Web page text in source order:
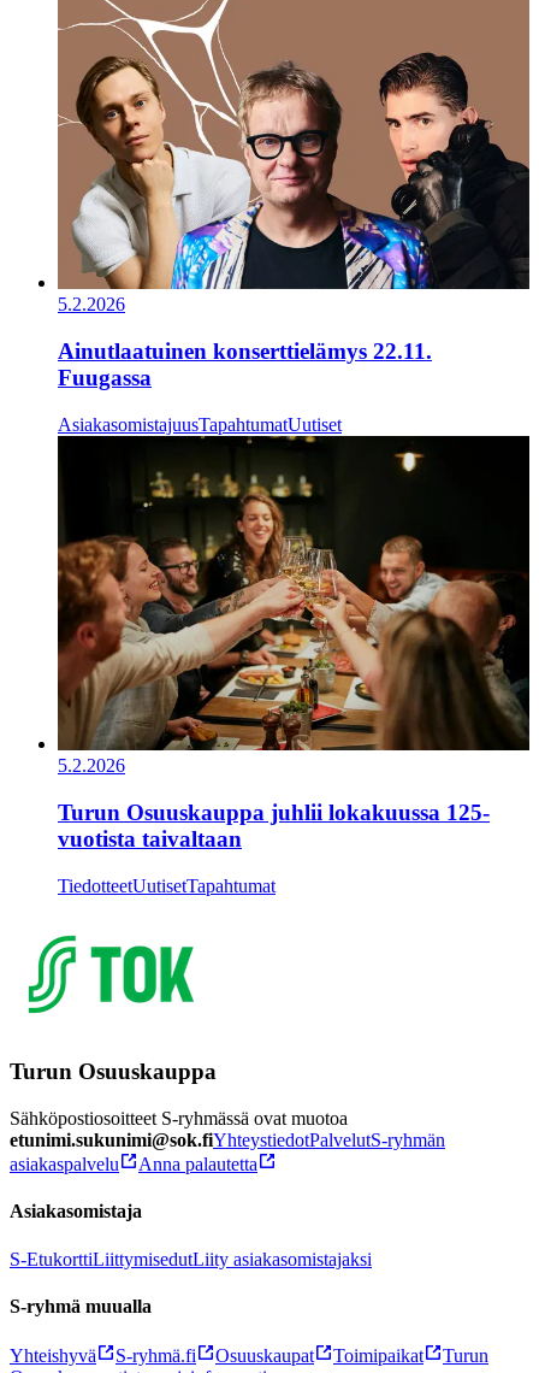
5.2.2026
Ainutlaatuinen konserttielämys 22.11.
Fuugassa
AsiakasomistajuusTapahtumatUutiset
5.2.2026
Turun Osuuskauppa juhlii lokakuussa 125-
vuotista taivaltaan
TiedotteetUutisetTapahtumat
Turun Osuuskauppa
Sähköpostiosoitteet S-ryhmässä ovat muotoa
etunimi.sukunimi@sok.fiYhteystiedotPalvelutS-ryhmän
asiakaspalvelu
Anna palautetta
Asiakasomistaja
S-EtukorttiLiittymisedutLiity asiakasomistajaksi
S-ryhmä muualla
Yhteishyvä S-ryhmä.fi Osuuskaupat Toimipaikat
Turun